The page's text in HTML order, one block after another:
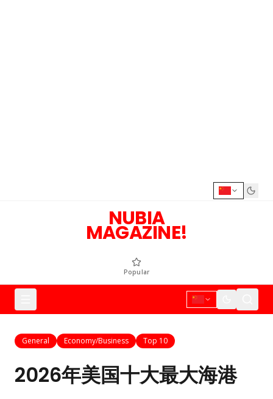
NUBIA
MAGAZINE!
Popular
General Economy/Business Top 10
2026年美国十大最大海港